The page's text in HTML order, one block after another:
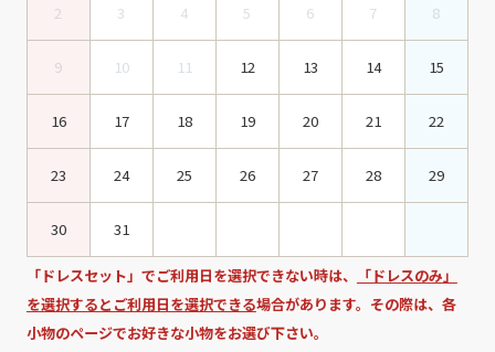
2 3 4 5 6 7 8
9 10 11 12 13 14 15
16 17 18 19 20 21 22
23 24 25 26 27 28 29
30 31
「ドレスセット」でご利用日を選択できない時は、
「ドレスのみ」
を選択するとご利用日を選択できる場合があります。その際は、各
小物のページでお好きな小物をお選び下さい。